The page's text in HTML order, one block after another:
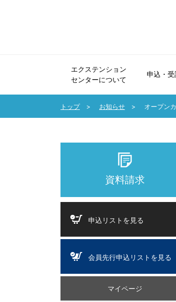
エクステンション
センターについて
申込・
トップ お知らせ オープン
資料請求
申込リストを見る
会員先行申込リストを見る
マイページ